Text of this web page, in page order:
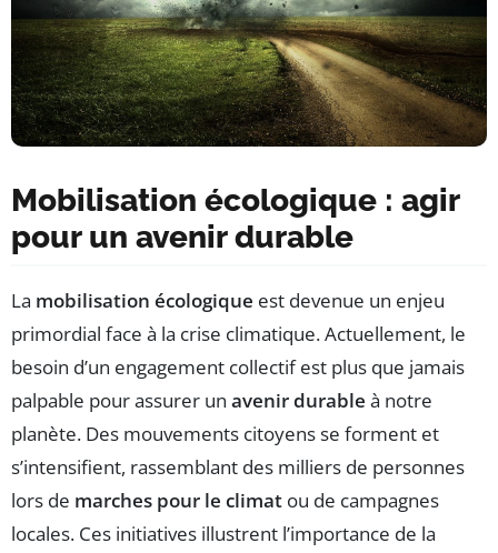
Mobilisation écologique : agir
pour un avenir durable
La mobilisation écologique est devenue un enjeu
primordial face à la crise climatique. Actuellement, le
besoin d’un engagement collectif est plus que jamais
palpable pour assurer un avenir durable à notre
planète. Des mouvements citoyens se forment et
s’intensifient, rassemblant des milliers de personnes
lors de marches pour le climat ou de campagnes
locales. Ces initiatives illustrent l’importance de la